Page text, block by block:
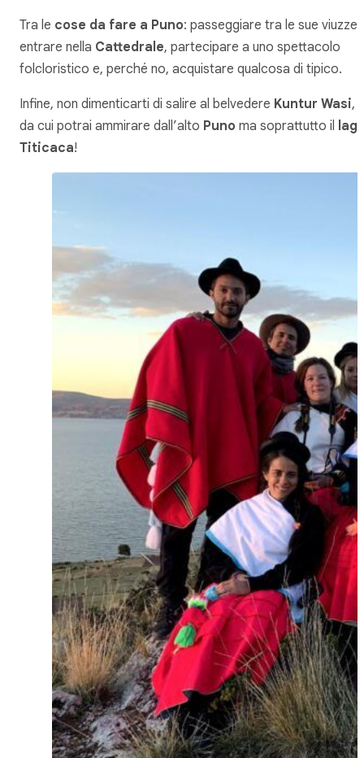
Tra le cose da fare a Puno: passeggiare tra le sue viuzze,
entrare nella Cattedrale, partecipare a uno spettacolo
folcloristico e, perché no, acquistare qualcosa di tipico.
Infine, non dimenticarti di salire al belvedere Kuntur Wasi,
da cui potrai ammirare dall’alto Puno ma soprattutto il
Titicaca!